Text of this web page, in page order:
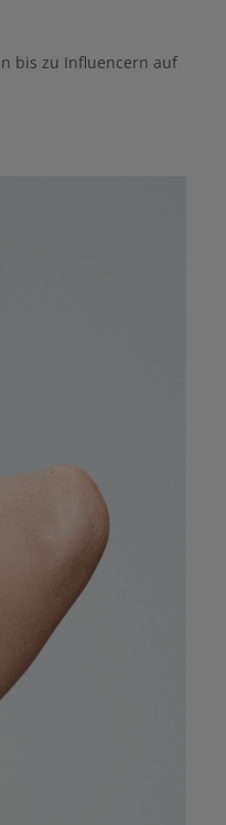
bis zu Influencern auf